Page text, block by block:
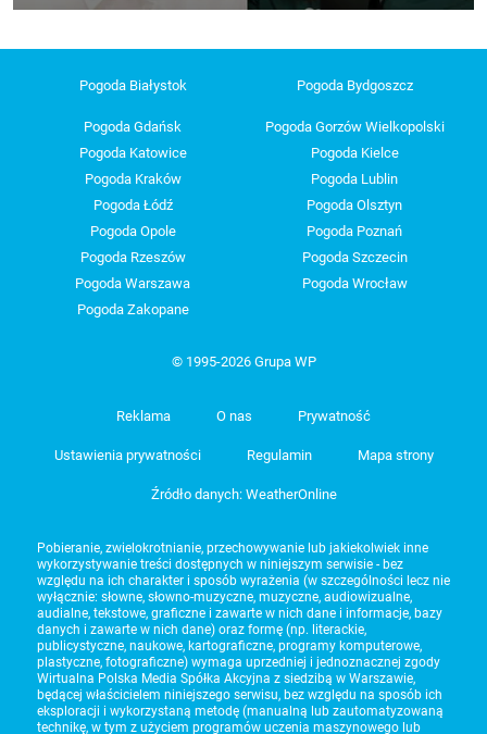
Pogoda Białystok Pogoda Bydgoszcz
Pogoda Gdańsk
Pogoda Gorzów Wielkopolski
Pogoda Katowice
Pogoda Kielce
Pogoda Kraków
Pogoda Lublin
Pogoda Łódź
Pogoda Olsztyn
Pogoda Opole
Pogoda Poznań
Pogoda Rzeszów
Pogoda Szczecin
Pogoda Warszawa
Pogoda Wrocław
Pogoda Zakopane
© 1995-2026 Grupa WP
Reklama O nas Prywatność
Ustawienia prywatności Regulamin Mapa strony
Źródło danych: WeatherOnline
Pobieranie, zwielokrotnianie, przechowywanie lub jakiekolwiek inne
wykorzystywanie treści dostępnych w niniejszym serwisie - bez
względu na ich charakter i sposób wyrażenia (w szczególności lecz nie
wyłącznie: słowne, słowno-muzyczne, muzyczne, audiowizualne,
audialne, tekstowe, graficzne i zawarte w nich dane i informacje, bazy
danych i zawarte w nich dane) oraz formę (np. literackie,
publicystyczne, naukowe, kartograficzne, programy komputerowe,
plastyczne, fotograficzne) wymaga uprzedniej i jednoznacznej zgody
Wirtualna Polska Media Spółka Akcyjna z siedzibą w Warszawie,
będącej właścicielem niniejszego serwisu, bez względu na sposób ich
eksploracji i wykorzystaną metodę (manualną lub zautomatyzowaną
technikę, w tym z użyciem programów uczenia maszynowego lub